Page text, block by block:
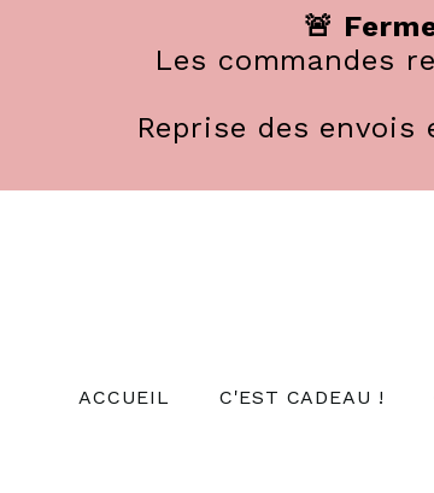
🚨
Les commandes
Reprise des
ACCUEIL C'EST CADEAU !